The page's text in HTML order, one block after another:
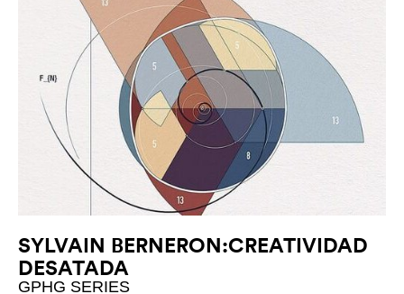
SYLVAIN BERNERON:CREATIVIDAD
DESATADA
GPHG SERIES